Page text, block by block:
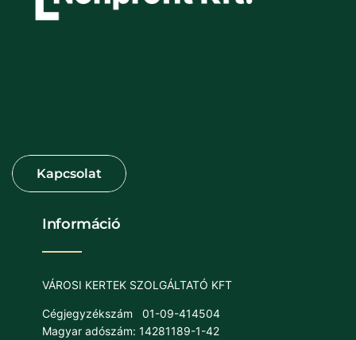
Információ
VÁROSI KERTEK SZOLGÁLTATÓ KFT
Cégjegyzékszám
01-09-414504
Magyar adószám: 14281189-1-42